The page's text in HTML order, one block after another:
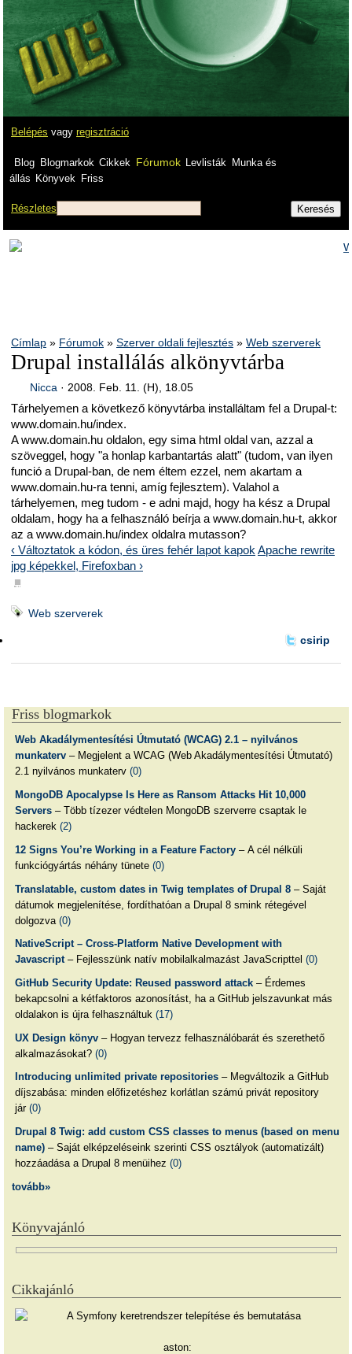
Belépés vagy regisztráció
Blog Blogmarkok Cikkek Fórumok Levlisták
Munka és
állás Könyvek Friss
Részletes
Címlap » Fórumok » Szerver oldali fejlesztés » Web szerverek
Drupal installálás alkönyvtárba
Nicca · 2008. Feb. 11. (H), 18.05
Tárhelyemen a következő könyvtárba installáltam fel a Drupal-t:
www.domain.hu/index.
A www.domain.hu oldalon, egy sima html oldal van, azzal a
szöveggel, hogy "a honlap karbantartás alatt" (tudom, van ilyen
funció a Drupal-ban, de nem éltem ezzel, nem akartam a
www.domain.hu-ra tenni, amíg fejlesztem). Valahol a
tárhelyemen, meg tudom - e adni majd, hogy ha kész a Drupal
oldalam, hogy ha a felhasználó beírja a www.domain.hu-t, akkor
az a www.domain.hu/index oldalra mutasson?
‹ Változtatok a kódon, és üres fehér lapot kapok Apache rewrite
jpg képekkel, Firefoxban ›
■
Web szerverek
csirip
Friss blogmarkok
Web Akadálymentesítési Útmutató (WCAG) 2.1 – nyilvános
munkaterv– Megjelent a WCAG (Web Akadálymentesítési Útmutató)
2.1 nyilvános munkaterv (0)
MongoDB Apocalypse Is Here as Ransom Attacks Hit 10,000
Servers– Több tízezer védtelen MongoDB szerverre csaptak le
hackerek (2)
12 Signs You’re Working in a Feature Factory– A cél nélküli
funkciógyártás néhány tünete (0)
Translatable, custom dates in Twig templates of Drupal 8– Saját
dátumok megjelenítése, fordíthatóan a Drupal 8 smink rétegével
dolgozva (0)
NativeScript – Cross-Platform Native Development with
Javascript– Fejlesszünk natív mobilalkalmazást JavaScripttel (0)
GitHub Security Update: Reused password attack– Érdemes
bekapcsolni a kétfaktoros azonosítást, ha a GitHub jelszavunkat más
oldalakon is újra felhasználtuk (17)
UX Design könyv– Hogyan tervezz felhasználóbarát és szerethető
alkalmazásokat? (0)
Introducing unlimited private repositories– Megváltozik a GitHub
díjszabása: minden előfizetéshez korlátlan számú privát repository
jár (0)
Drupal 8 Twig: add custom CSS classes to menus (based on menu
name)– Saját elképzeléseink szerinti CSS osztályok (automatizált)
hozzáadása a Drupal 8 menüihez (0)
tovább»
Könyvajánló
Cikkajánló
aston: